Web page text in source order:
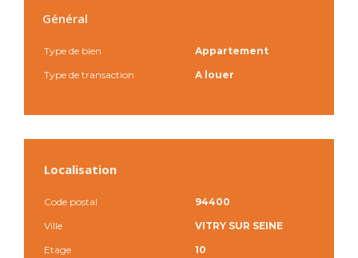
Général
Type de bien
Appartement
Type de transaction
A louer
Localisation
Code postal
94400
Ville
VITRY SUR SEINE
Etage
10